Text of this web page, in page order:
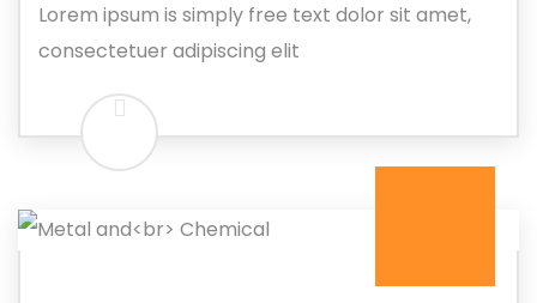
Lorem ipsum is simply free text dolor sit amet,
consectetuer adipiscing elit